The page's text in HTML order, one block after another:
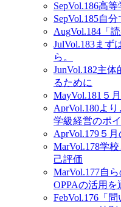
SepVol.186高等
SepVol.185自分
AugVol.184 「
JulVol.183まず
ら。
JunVol.182主体
るために
MayVol.181 ５
AprVol.180よ
学級経営のポ
AprVol.179 ５
MarVol.178学校
己評価
MarVol.177自
OPPAの活用を
FebVol.176 「